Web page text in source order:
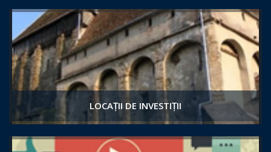
LOCAȚII DE INVESTIȚII